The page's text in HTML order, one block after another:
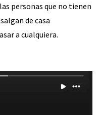
personas que no tienen
de casa
a cualquiera.